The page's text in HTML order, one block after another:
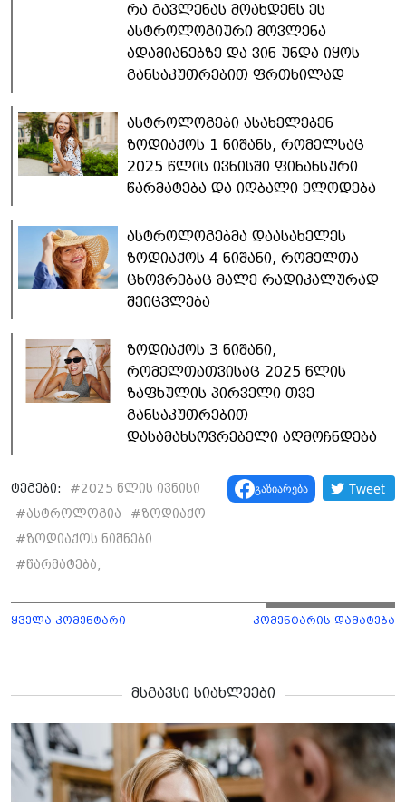
რა გავლენას მოახდენს ეს
ასტროლოგიური მოვლენა
ადამიანებზე და ვინ უნდა იყოს
განსაკუთრებით ფრთხილად
ასტროლოგები ასახელებენ
ზოდიაქოს 1 ნიშანს, რომელსაც
2025 წლის ივნისში ფინანსური
წარმატება და იღბალი ელოდება
ასტროლოგებმა დაასახელეს
ზოდიაქოს 4 ნიშანი, რომელთა
ცხოვრებაც მალე რადიკალურად
შეიცვლება
ზოდიაქოს 3 ნიშანი,
რომელთათვისაც 2025 წლის
ზაფხულის პირველი თვე
განსაკუთრებით
დასამახსოვრებელი აღმოჩნდება
ტეგები: #2025 წლის ივნისი
#ასტროლოგია #ზოდიაქო
#ზოდიაქოს ნიშნები
#წარმატება,
გაზიარება Tweet
ყველა კომენტარი კომენტარის დამატება
მსგავსი სიახლეები